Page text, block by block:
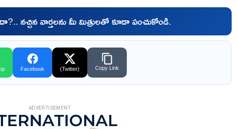
నచ్చిన వార్తలను మీ మిత్రులతో కూడా పంచుకోండి.
Facebook (Twitter) Copy Link
ADVERTISEMENT